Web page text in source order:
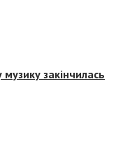
музику закінчилась